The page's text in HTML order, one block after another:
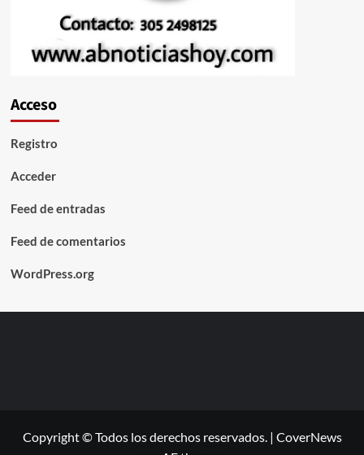
Acceso
Registro
Acceder
Feed de entradas
Feed de comentarios
WordPress.org
Copyright © Todos los derechos reservados. | CoverNews